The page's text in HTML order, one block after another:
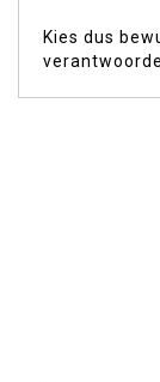
Kies dus